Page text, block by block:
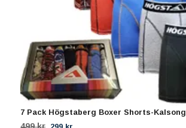
7 Pack Högstaberg Boxer Shorts-
499 kr